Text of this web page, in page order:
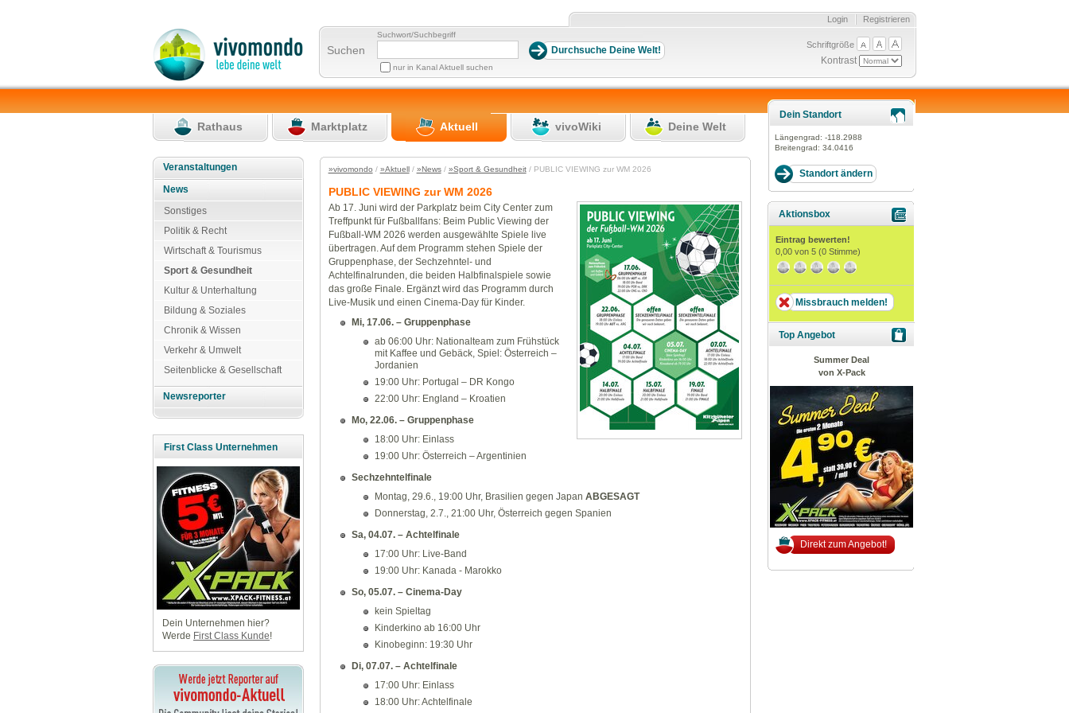
Registrieren
Login
Suchen
Suchwort/Suchbegriff
nur in Kanal Aktuell suchen
Schriftgröße
Kontrast
Rathaus Marktplatz Aktuell vivoWiki Deine Welt
Veranstaltungen
News
Sonstiges
Politik & Recht
Wirtschaft & Tourismus
Sport & Gesundheit
Kultur & Unterhaltung
Bildung & Soziales
Chronik & Wissen
Verkehr & Umwelt
Seitenblicke & Gesellschaft
Newsreporter
First Class Unternehmen
Dein Unternehmen hier?
Werde First Class Kunde!
»vivomondo / »Aktuell/ »News/ »Sport & Gesundheit/ PUBLIC VIEWING zur WM 2026
PUBLIC VIEWING zur WM 2026
Ab 17. Juni wird der Parkplatz beim City Center zum
Treffpunkt für Fußballfans: Beim Public Viewing der
Fußball-WM 2026 werden ausgewählte Spiele live
übertragen. Auf dem Programm stehen Spiele der
Gruppenphase, der Sechzehntel- und
Achtelfinalrunden, die beiden Halbfinalspiele sowie
das große Finale. Ergänzt wird das Programm durch
Live-Musik und einen Cinema-Day für Kinder.
Mi, 17.06. – Gruppenphase
ab 06:00 Uhr: Nationalteam zum Frühstück
mit Kaffee und Gebäck, Spiel: Österreich –
Jordanien
19:00 Uhr: Portugal – DR Kongo
22:00 Uhr: England – Kroatien
Mo, 22.06. – Gruppenphase
18:00 Uhr: Einlass
19:00 Uhr: Österreich – Argentinien
Sechzehntelfinale
Montag, 29.6., 19:00 Uhr, Brasilien gegen Japan ABGESAGT
Donnerstag, 2.7., 21:00 Uhr, Österreich gegen Spanien
Sa, 04.07. – Achtelfinale
17:00 Uhr: Live-Band
19:00 Uhr: Kanada - Marokko
So, 05.07. – Cinema-Day
kein Spieltag
Kinderkino ab 16:00 Uhr
Kinobeginn: 19:30 Uhr
Di, 07.07. – Achtelfinale
17:00 Uhr: Einlass
18:00 Uhr: Achtelfinale
Dein Standort
Längengrad: -118.2988
Breitengrad: 34.0416
Aktionsbox
Eintrag bewerten!
0,00 von 5 (0 Stimme)
Missbrauch melden!
Top Angebot
Summer Deal
von X-Pack
Direkt zum Angebot!